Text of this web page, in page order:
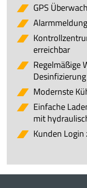
GPS
erreichbar
Regelmäßige
Modernste
Einfache
mit
Kunden